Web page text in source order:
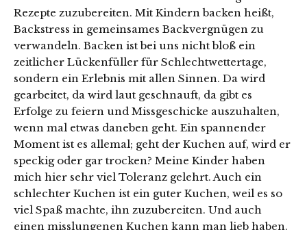
Rezepte zuzubereiten. Mit Kindern backen heißt,
Backstress in gemeinsames Backvergnügen zu
verwandeln. Backen ist bei uns nicht bloß ein
zeitlicher Lückenfüller für Schlechtwettertage,
sondern ein Erlebnis mit allen Sinnen. Da wird
gearbeitet, da wird laut geschnauft, da gibt es
Erfolge zu feiern und Missgeschicke auszuhalten,
wenn mal etwas daneben geht. Ein spannender
Moment ist es allemal; geht der Kuchen auf, wird er
speckig oder gar trocken? Meine Kinder haben
mich hier sehr viel Toleranz gelehrt. Auch ein
schlechter Kuchen ist ein guter Kuchen, weil es so
viel Spaß machte, ihn zuzubereiten. Und auch
einen misslungenen Kuchen kann man lieb haben.